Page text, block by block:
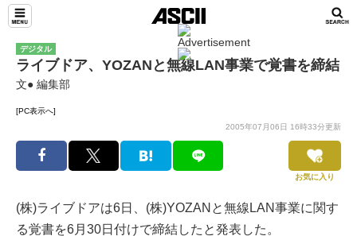
デジタル
ライブドア、YOZANと無線LAN事業で覚書を締結
文● 編集部
[PC表示へ]
2005年07月06日 16時33分更新
お気に入り
(株)ライブドアは6日、(株)YOZANと無線LAN事業に関す
る覚書を6月30日付けで締結したと発表した。